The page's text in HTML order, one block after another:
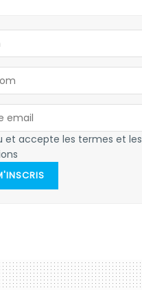
et accepte les termes et les